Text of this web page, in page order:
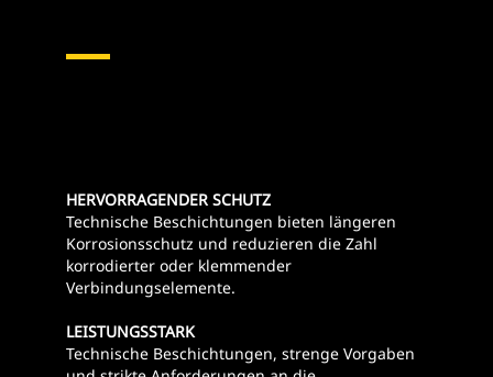
HERVORRAGENDER SCHUTZ
Technische Beschichtungen bieten längeren
Korrosionsschutz und reduzieren die Zahl
korrodierter oder klemmender
Verbindungselemente.
LEISTUNGSSTARK
Technische Beschichtungen, strenge Vorgaben